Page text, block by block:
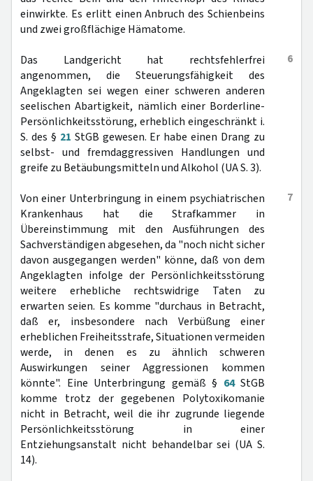
einwirkte. Es erlitt einen Anbruch des Schienbeins
und zwei großflächige Hämatome.
6
Das Landgericht hat rechtsfehlerfrei
angenommen, die Steuerungsfähigkeit des
Angeklagten sei wegen einer schweren anderen
seelischen Abartigkeit, nämlich einer Borderline-
Persönlichkeitsstörung, erheblich eingeschränkt i.
S. des § 21 StGB gewesen. Er habe einen Drang zu
selbst- und fremdaggressiven Handlungen und
greife zu Betäubungsmitteln und Alkohol (UA S. 3).
7
Von einer Unterbringung in einem psychiatrischen
Krankenhaus hat die Strafkammer in
Übereinstimmung mit den Ausführungen des
Sachverständigen abgesehen, da "noch nicht sicher
davon ausgegangen werden" könne, daß von dem
Angeklagten infolge der Persönlichkeitsstörung
weitere erhebliche rechtswidrige Taten zu
erwarten seien. Es komme "durchaus in Betracht,
daß er, insbesondere nach Verbüßung einer
erheblichen Freiheitsstrafe, Situationen vermeiden
werde, in denen es zu ähnlich schweren
Auswirkungen seiner Aggressionen kommen
könnte". Eine Unterbringung gemäß § 64StGB
komme trotz der gegebenen Polytoxikomanie
nicht in Betracht, weil die ihr zugrunde liegende
Persönlichkeitsstörung in einer
Entziehungsanstalt nicht behandelbar sei (UA S.
14).